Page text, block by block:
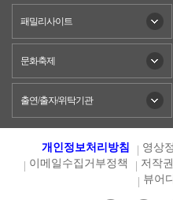
패밀리사이트
문화축제
출연/출자/위탁기관
개인정보처리방침
영상
이메일수집거부정책
저작
뷰어